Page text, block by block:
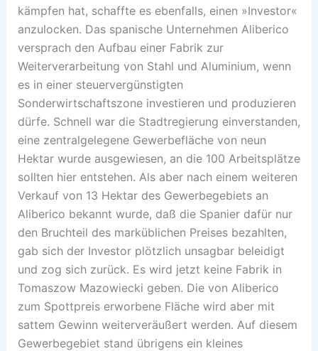
kämpfen hat, schaffte es ebenfalls, einen »Investor«
anzulocken. Das spanische Unternehmen Aliberico
versprach den Aufbau einer Fabrik zur
Weiterverarbeitung von Stahl und Aluminium, wenn
es in einer steuervergünstigten
Sonderwirtschaftszone investieren und produzieren
dürfe. Schnell war die Stadtregierung einverstanden,
eine zentralgelegene Gewerbefläche von neun
Hektar wurde ausgewiesen, an die 100 Arbeitsplätze
sollten hier entstehen. Als aber nach einem weiteren
Verkauf von 13 Hektar des Gewerbegebiets an
Aliberico bekannt wurde, daß die Spanier dafür nur
den Bruchteil des marküblichen Preises bezahlten,
gab sich der Investor plötzlich unsagbar beleidigt
und zog sich zurück. Es wird jetzt keine Fabrik in
Tomaszow Mazowiecki geben. Die von Aliberico
zum Spottpreis erworbene Fläche wird aber mit
sattem Gewinn weiterveräußert werden. Auf diesem
Gewerbegebiet stand übrigens ein kleines